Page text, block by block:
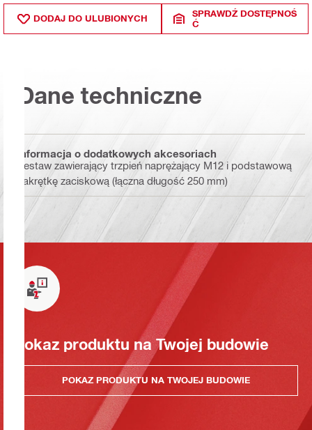
DODAJ DO ULUBIONYCH
SPRAWDŹ DOSTĘPNOŚ
Ć
Dane techniczne
Informacja o dodatkowych akcesoriach
Zestaw zawierający trzpień naprężający M12 i podstawową
nakrętkę zaciskową (łączna długość 250 mm)
Pokaz produktu na Twojej budowie
POKAZ PRODUKTU NA TWOJEJ BUDOWIE